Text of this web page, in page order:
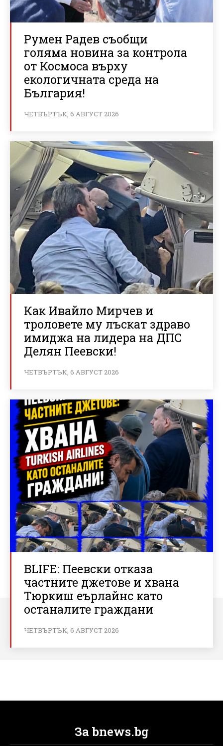
Румен Радев съобщи
голяма новина за контрола
от Космоса върху
екологичната среда на
България!
ЧЕТВЪРТЪК, 6 АВГУСТ 2026
Как Ивайло Мирчев и
троловете му лъскат здраво
имиджа на лидера на ДПС
Делян Пеевски!
ЧЕТВЪРТЪК, 6 АВГУСТ 2026
BLIFE: Пеевски отказа
частните джетове и хвана
Тюркиш еърлайнс като
останалите граждани
ЧЕТВЪРТЪК, 6 АВГУСТ 2026
За bnews.bg